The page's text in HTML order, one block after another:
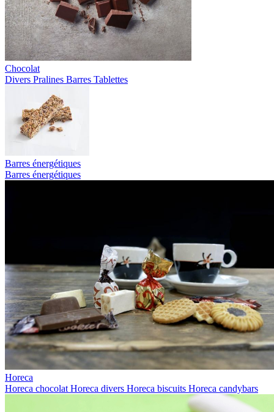
Chocolat
Divers Pralines Barres Tablettes
Barres énergétiques
Barres énergétiques
Horeca
Horeca chocolat Horeca divers Horeca biscuits Horeca candybars